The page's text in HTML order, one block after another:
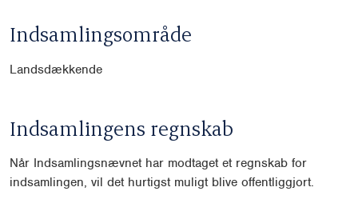
Indsamlingsområde
Landsdækkende
Indsamlingens regnskab
Når Indsamlingsnævnet har modtaget et regnskab for
indsamlingen, vil det hurtigst muligt blive offentliggjort.